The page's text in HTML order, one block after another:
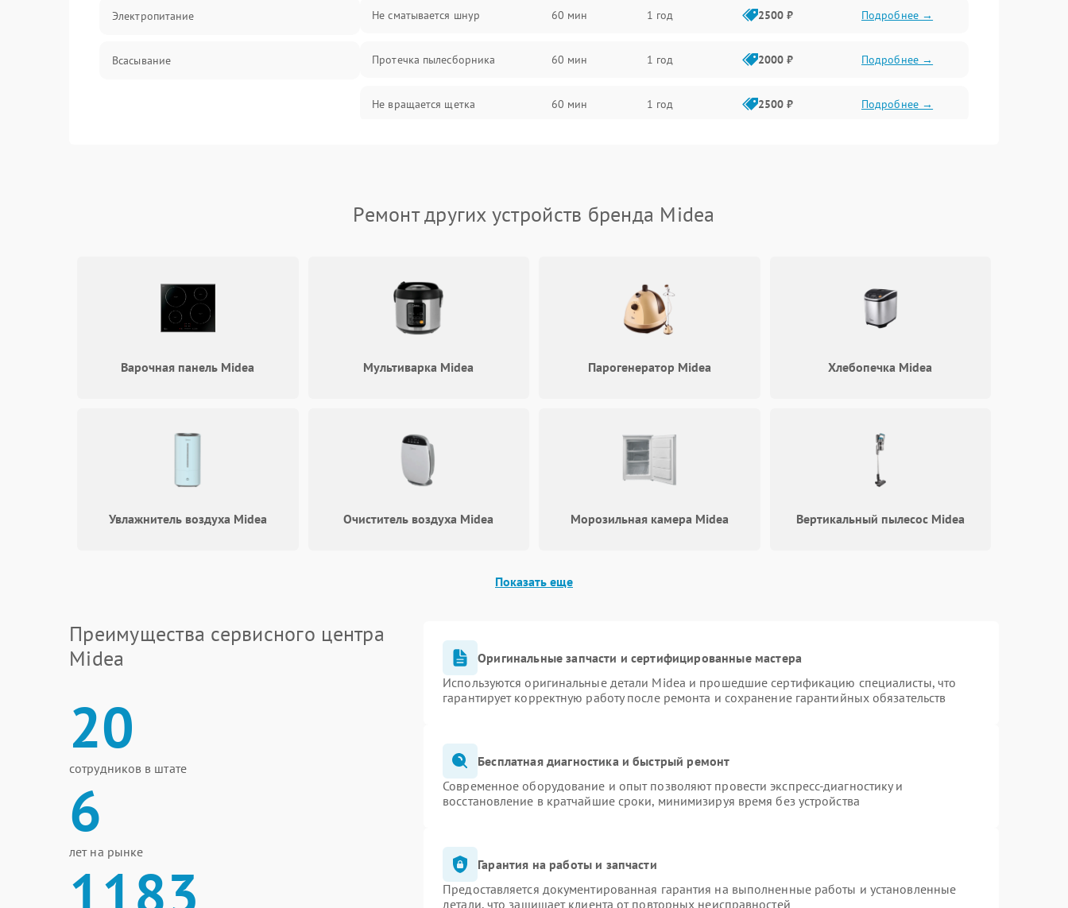
Электропитание
Всасывание
Не сматывается шнур 60 мин 1 год 2500 ₽ Подробнее →
Протечка пылесборника 60 мин 1 год 2000 ₽ Подробнее →
Не вращается щетка 60 мин 1 год 2500 ₽ Подробнее →
Ремонт других устройств бренда Midea
Варочная панель Midea Мультиварка Midea Парогенератор Midea Хлебопечка Midea
Увлажнитель воздуха Midea Очиститель воздуха Midea Морозильная камера Midea Вертикальный пылесос Midea
Показать еще
Преимущества сервисного центра
Midea
20
сотрудников в штате
6
лет на рынке
Оригинальные запчасти и сертифицированные мастера
Используются оригинальные детали Midea и прошедшие сертификацию специалисты, что
гарантирует корректную работу после ремонта и сохранение гарантийных обязательств
Бесплатная диагностика и быстрый ремонт
Современное оборудование и опыт позволяют провести экспресс-диагностику и
восстановление в кратчайшие сроки, минимизируя время без устройства
Гарантия на работы и запчасти
Предоставляется документированная гарантия на выполненные работы и установленные
детали, что защищает клиента от повторных неисправностей